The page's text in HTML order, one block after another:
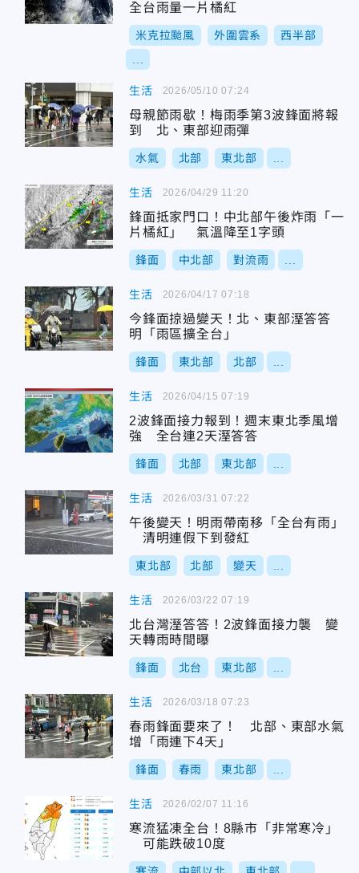
全台雨量一片橘紅
米克拉颱風 外圍雲系 西半部
生活
母親節雨歇！梅雨季第3波鋒面將報
到 北、東部迎雨彈
水氣 北部 東北部
2026/05/10 07:24
生活
鋒面抵家門口！中北部午後炸雨「一
片橘紅」 氣溫降至1字頭
鋒面 中北部 對流雨
2026/04/29 11:20
生活
今鋒面掠過變天！北、東部溼答答
明「雨區擴全台」
鋒面 東北部 北部
2026/04/17 07:18
生活
2波鋒面接力報到！週末東北季風增
強 全台連2天溼答答
鋒面 北部 東北部
2026/04/15 07:19
生活
午後變天！明雨帶南移「全台有雨」
清明連假下到發紅
東北部 北部 變天
2026/03/31 07:22
生活
北台灣溼答答！2波鋒面接力襲 變
天轉雨時間曝
鋒面 北台 東北部
2026/03/22 07:19
生活
春雨鋒面要來了！ 北部、東部水氣
增「雨連下4天」
鋒面 春雨 東北部
2026/03/18 07:23
生活
寒流猛凍全台！8縣市「非常寒冷」
可能跌破10度
2026/02/07 11:16